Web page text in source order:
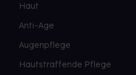
Haut
Anti-Age
Augenpflege
Hautstraffende Pflege